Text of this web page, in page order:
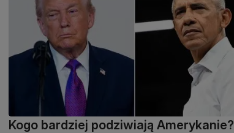
Kogo bardziej podziwiają Amerykanie?